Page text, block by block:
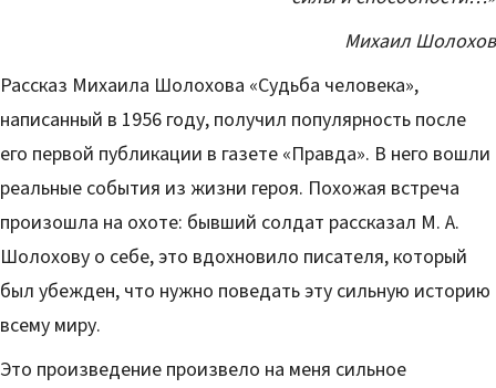
Михаил Шолохов
Рассказ Михаила Шолохова «Судьба человека»,
написанный в 1956 году, получил популярность после
его первой публикации в газете «Правда». В него вошли
реальные события из жизни героя. Похожая встреча
произошла на охоте: бывший солдат рассказал М. А.
Шолохову о себе, это вдохновило писателя, который
был убежден, что нужно поведать эту сильную историю
всему миру.
Это произведение произвело на меня сильное